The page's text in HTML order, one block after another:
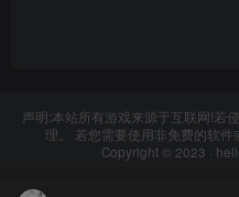
声明:本站所有游戏来源于互联网!若
理。 若您需要使用非免费的软件
Copyright © 2023 ·